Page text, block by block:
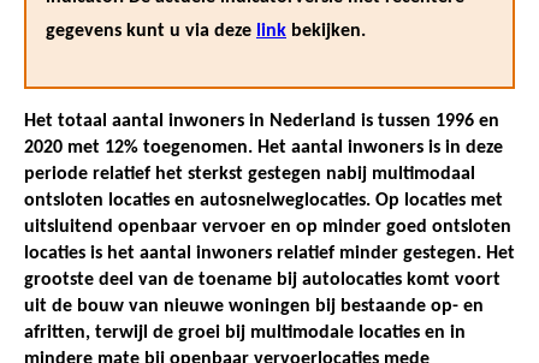
gegevens kunt u via deze link bekijken.
Het totaal aantal inwoners in Nederland is tussen 1996 en
2020 met 12% toegenomen. Het aantal inwoners is in deze
periode relatief het sterkst gestegen nabij multimodaal
ontsloten locaties en autosnelweglocaties. Op locaties met
uitsluitend openbaar vervoer en op minder goed ontsloten
locaties is het aantal inwoners relatief minder gestegen. Het
grootste deel van de toename bij autolocaties komt voort
uit de bouw van nieuwe woningen bij bestaande op- en
afritten, terwijl de groei bij multimodale locaties en in